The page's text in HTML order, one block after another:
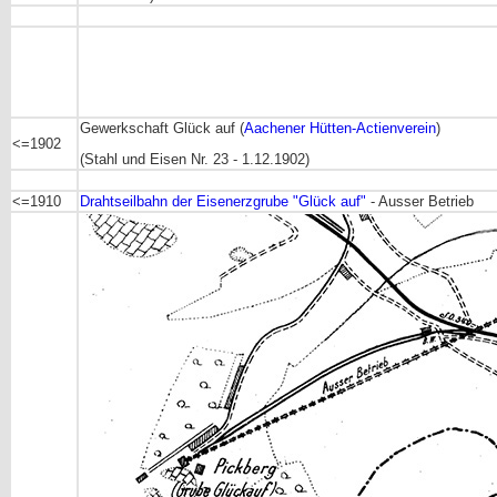
<=1902
Gewerkschaft Glück auf (Aachener Hütten-Actienverein)
(Stahl und Eisen Nr. 23 - 1.12.1902)
<=1910 Drahtseilbahn der Eisenerzgrube "Glück auf" - Ausser Betrieb